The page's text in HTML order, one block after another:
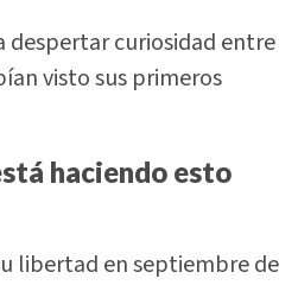
despertar curiosidad entre
visto sus primeros
haciendo esto
libertad en septiembre de